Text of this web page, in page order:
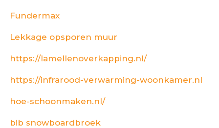
Fundermax
Lekkage opsporen muur
https://lamellenoverkapping.nl/
https://infrarood-verwarming-woonkamer.nl
hoe-schoonmaken.nl/
bib snowboardbroek